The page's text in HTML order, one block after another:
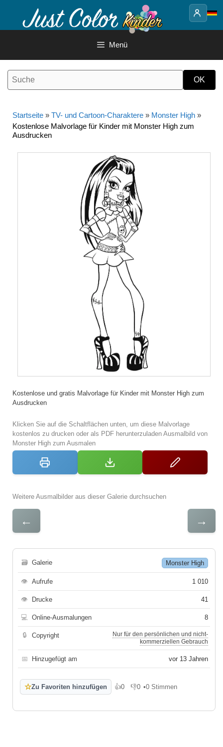
Inhalt
Menü
Startseite » TV- und Cartoon-Charaktere » Monster High »
Kostenlose Malvorlage für Kinder mit Monster High zum
Ausdrucken
Kostenlose und gratis Malvorlage für Kinder mit Monster High zum
Ausdrucken
Klicken Sie auf die Schaltflächen unten, um diese Malvorlage
kostenlos zu drucken oder als PDF herunterzuladen Ausmalbild von
Monster High zum Ausmalen
Weitere Ausmalbilder aus dieser Galerie durchsuchen
← →
🗃 Galerie Monster High
👁 Aufrufe 1 010
👁 Drucke 41
💻 Online-Ausmalungen 8
🔒 Copyright
Nur für den persönlichen und nicht-
kommerziellen Gebrauch
📅 Hinzugefügt am vor 13 Jahren
☆Zu Favoriten hinzufügen 👍0
Gefällt mir
👎0
Gefällt mir nicht
•0 Stimmen